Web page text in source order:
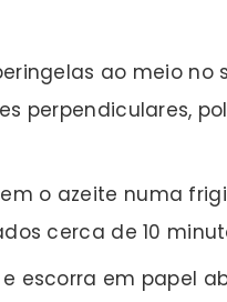
ao meio
perpendiculares,
o azeite numa
cerca de 10
escorra em papel